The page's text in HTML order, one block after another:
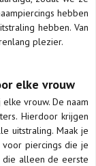
hebben
hebben. Van
plezier.
elke vrouw
vrouw. De naam
Hierdoor krijgen
uitstraling. Maak je
voor piercings die je
alleen de eerste